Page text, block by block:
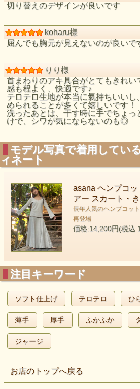
切り替えのデザインが良いです
koharu様
屈んでも胸元が見えないのが良いで
りり様
首まわりのアキ具合がとてもきれい
感も程よく、快適です♪
テロテロ生地が本当に氣持ちいいし
められることが多くて嬉しいです！
洗ったあとは、干す時に手でちょっ
けで、シワが気にならないのも◎
モデル写真で着用してい
ィネート
asana ヘンプコ
アー スカート・
長年人気のヘンプコッ
再登場
価格:14,200円(税込
注目キーワード
ソフト仕上げ テロテロ ひ
薄手 厚手 ふかふか
ジャージ
お店のトップへ戻る